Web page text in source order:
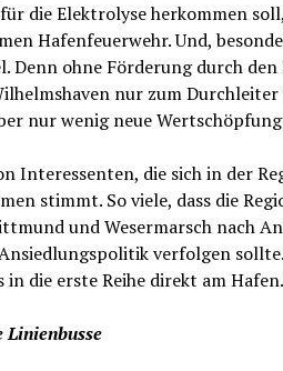
die Elektrolyse herkommen
Hafenfeuerwehr. Und,
Denn ohne Förderung durch den
nur zum
nur wenig neue
Interessenten, die sich in der
stimmt. So viele, dass die
und Wesermarsch nach
verfolgen
die erste Reihe direkt am
Linienbusse